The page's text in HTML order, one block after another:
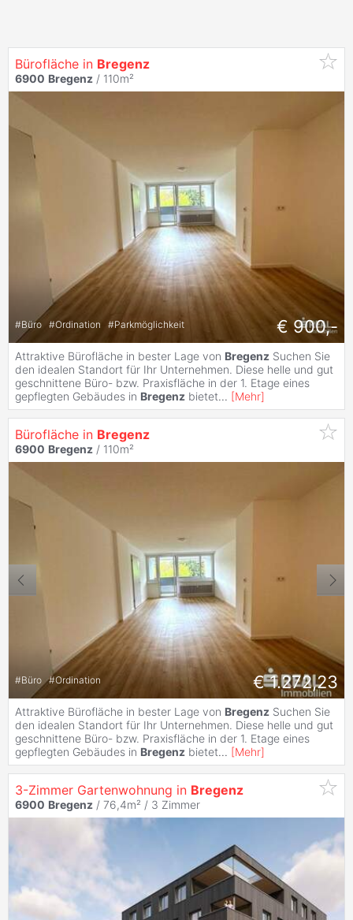
Bürofläche in Bregenz
6900 Bregenz / 110m²
#Büro #Ordination #Parkmöglichkeit € 900,-
Attraktive Bürofläche in bester Lage von Bregenz Suchen Sie
den idealen Standort für Ihr Unternehmen. Diese helle und gut
geschnittene Büro- bzw. Praxisfläche in der 1. Etage eines
gepflegten Gebäudes in Bregenz bietet... [Mehr]
Bürofläche in Bregenz
6900 Bregenz / 110m²
#Büro #Ordination € 1.272,23
Attraktive Bürofläche in bester Lage von Bregenz Suchen Sie
den idealen Standort für Ihr Unternehmen. Diese helle und gut
geschnittene Büro- bzw. Praxisfläche in der 1. Etage eines
gepflegten Gebäudes in Bregenz bietet... [Mehr]
3-Zimmer Gartenwohnung in Bregenz
6900 Bregenz / 76,4m² / 3 Zimmer